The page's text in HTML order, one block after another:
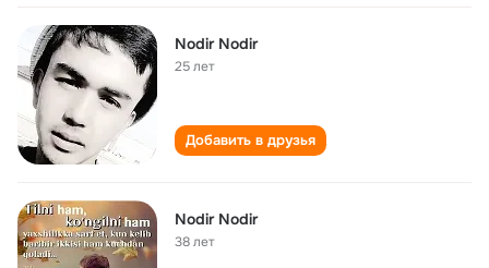
Nodir Nodir
25 лет
Добавить в друзья
Nodir Nodir
38 лет